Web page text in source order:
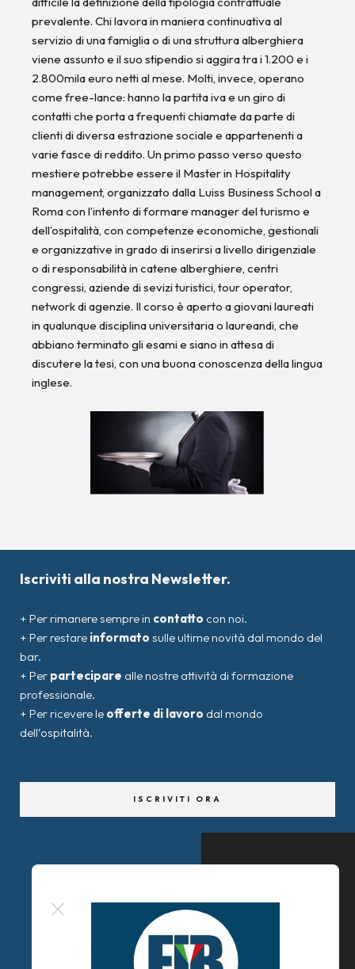
prevalente. Chi lavora in maniera continuativa al
servizio di una famiglia o di una struttura alberghiera
viene assunto e il suo stipendio si aggira tra i 1.200 e i
2.800mila euro netti al mese. Molti, invece, operano
come free-lance: hanno la partita iva e un giro di
contatti che porta a frequenti chiamate da parte di
clienti di diversa estrazione sociale e appartenenti a
varie fasce di reddito. Un primo passo verso questo
mestiere potrebbe essere il Master in Hospitality
management, organizzato dalla Luiss Business School a
Roma con l’intento di formare manager del turismo e
dell’ospitalità, con competenze economiche, gestionali
e organizzative in grado di inserirsi a livello dirigenziale
o di responsabilità in catene alberghiere, centri
congressi, aziende di sevizi turistici, tour operator,
network di agenzie. Il corso è aperto a giovani laureati
in qualunque disciplina universitaria o laureandi, che
abbiano terminato gli esami e siano in attesa di
discutere la tesi, con una buona conoscenza della lingua
inglese.
Iscriviti alla nostra Newsletter.
+ Per rimanere sempre in contatto con noi.
+ Per restare informato sulle ultime novità dal mondo del
bar.
+ Per partecipare alle nostre attività di formazione
professionale.
+ Per ricevere le offerte di lavoro dal mondo
dell’ospitalità.
ISCRIVITI ORA